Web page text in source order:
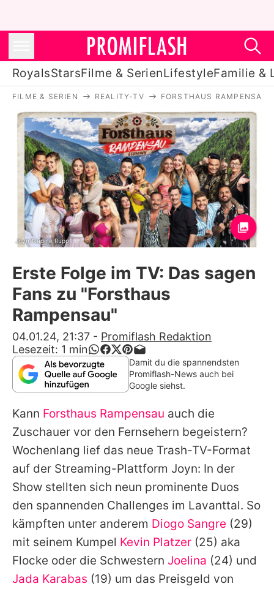
RoyalsStarsFilme & SerienLifestyleFamilie &
Royals
Stars
Filme & Serien
Lifestyle
Familie & Liebe
Promiflash Exklusiv
Alle Themen auf Promiflash
App runterladen
Team
Redaktionelle Richtlinien
Impressum
Datenschutzerklärung
Nutzungsbedingungen
Utiq verwalten
FILME & SERIEN REALITY-TV FORSTHAUS RAMPENSAU
Joyn/Nadine Rupp
Erste Folge im TV: Das sagen
Fans zu "Forsthaus
Rampensau"
04.01.24, 21:37 - Promiflash Redaktion
Lesezeit: 1 min
Damit du die spannendsten
Promiflash-News auch bei
Google siehst.
Kann Forsthaus Rampensau auch die
Zuschauer vor den Fernsehern begeistern?
Wochenlang lief das neue Trash-TV-Format
auf der Streaming-Plattform Joyn: In der
Show stellten sich neun prominente Duos
den spannenden Challenges im Lavanttal. So
kämpften unter anderem Diogo Sangre (29)
mit seinem Kumpel Kevin Platzer (25) aka
Flocke oder die Schwestern Joelina (24) und
Jada Karabas (19) um das Preisgeld von